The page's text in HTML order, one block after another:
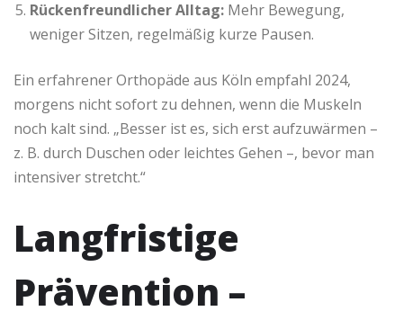
Rückenfreundlicher Alltag: Mehr Bewegung,
weniger Sitzen, regelmäßig kurze Pausen.
Ein erfahrener Orthopäde aus Köln empfahl 2024,
morgens nicht sofort zu dehnen, wenn die Muskeln
noch kalt sind. „Besser ist es, sich erst aufzuwärmen –
z. B. durch Duschen oder leichtes Gehen –, bevor man
intensiver stretcht.“
Langfristige
Prävention –